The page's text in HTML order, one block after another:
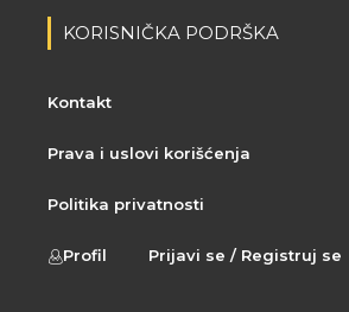
KORISNIČKA PODRŠKA
Kontakt
Prava i uslovi korišćenja
Politika privatnosti
Profil Prijavi se / Registruj se